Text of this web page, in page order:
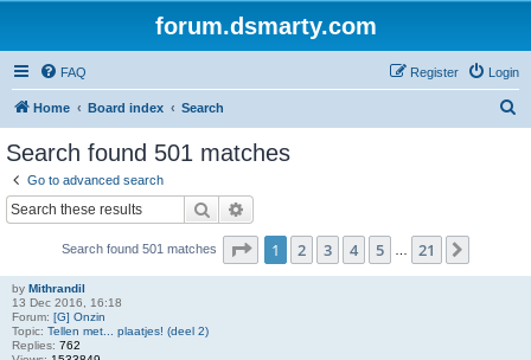
forum.dsmarty.com
FAQ Login
Register
Home Board index Search
Search found 501 matches
Go to advanced search
Search
Search found 501 matches Page 1of 21
1 2 3 4 5 21
by Mithrandil
13 Dec 2016, 16:18
Forum: [G] Onzin
Topic: Tellen met... plaatjes! (deel 2)
Replies: 762